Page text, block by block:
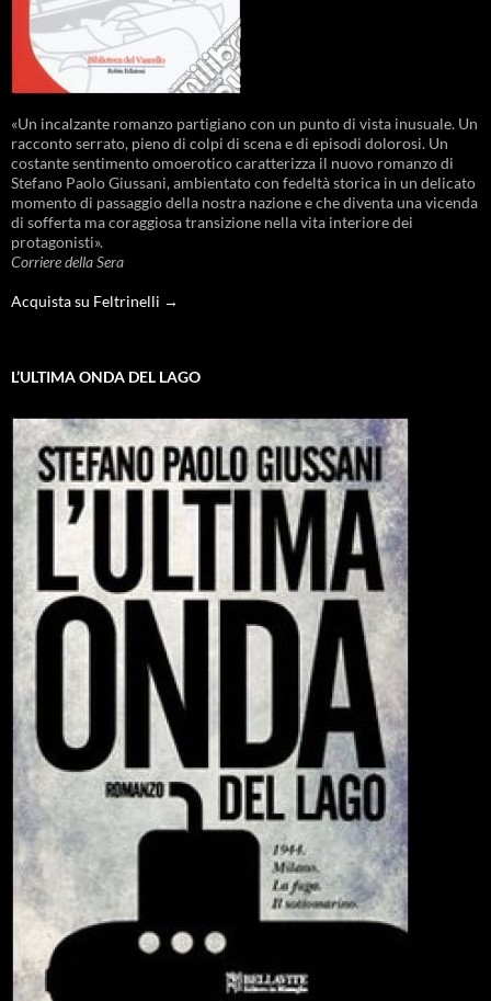
«Un incalzante romanzo partigiano con un punto di vista inusuale. Un
racconto serrato, pieno di colpi di scena e di episodi dolorosi. Un
costante sentimento omoerotico caratterizza il nuovo romanzo di
Stefano Paolo Giussani, ambientato con fedeltà storica in un delicato
momento di passaggio della nostra nazione e che diventa una vicenda
di sofferta ma coraggiosa transizione nella vita interiore dei
protagonisti».
Corriere della Sera
Acquista su Feltrinelli →
L’ULTIMA ONDA DEL LAGO